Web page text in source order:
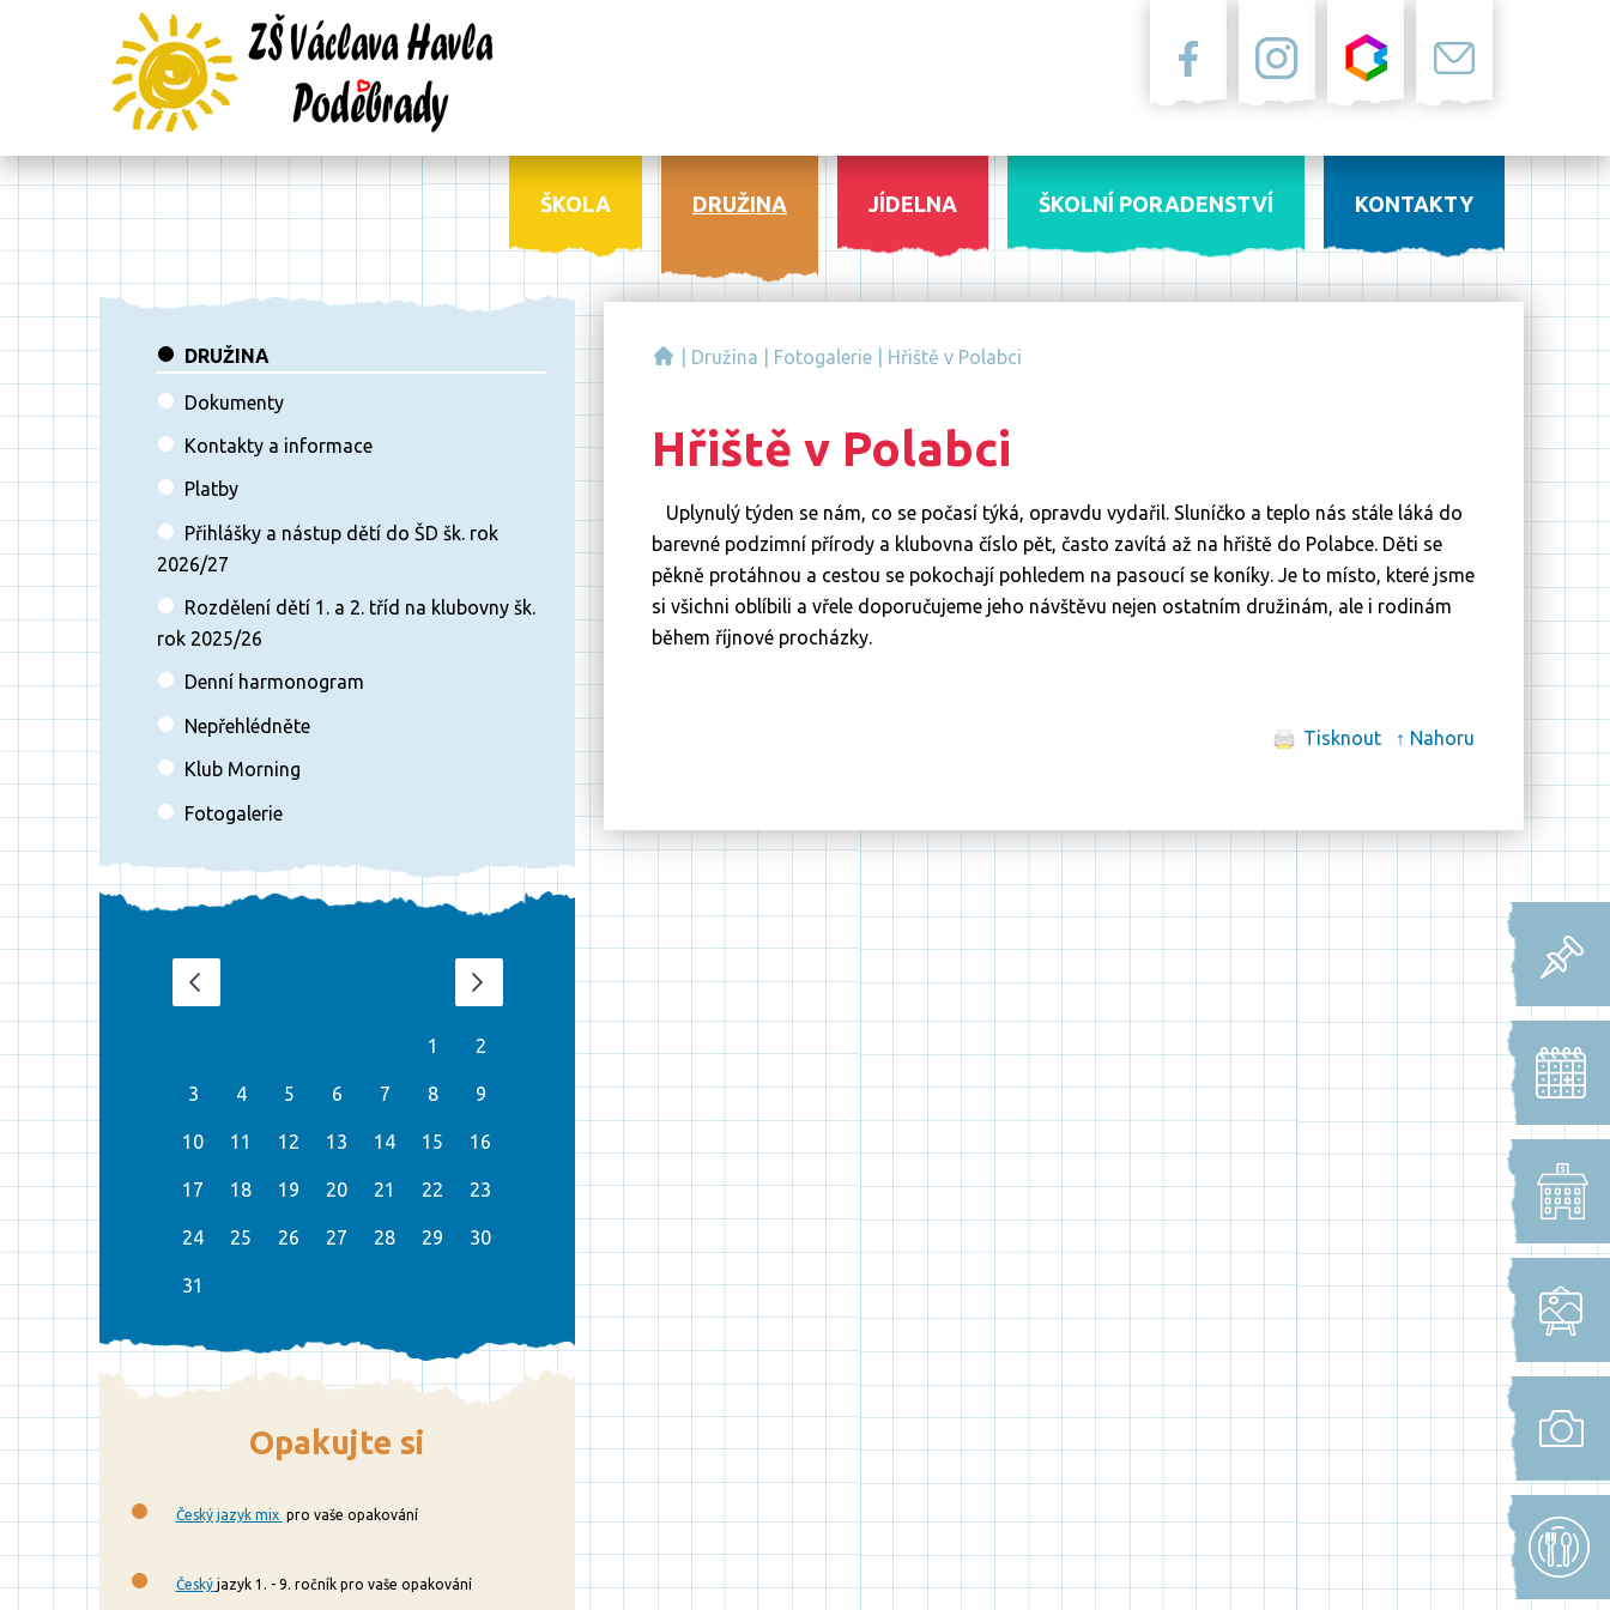
ŠKOLA DRUŽINA JÍDELNA ŠKOLNÍ PORADENSTVÍ KONTAKTY
Družina Fotogalerie Hřiště v Polabci
Hřiště v Polabci
Uplynulý týden se nám, co se počasí týká, opravdu vydařil. Sluníčko a teplo nás stále láká do
barevné podzimní přírody a klubovna číslo pět, často zavítá až na hřiště do Polabce. Děti se
pěkně protáhnou a cestou se pokochají pohledem na pasoucí se koníky. Je to místo, které jsme
si všichni oblíbili a vřele doporučujeme jeho návštěvu nejen ostatním družinám, ale i rodinám
během říjnové procházky.
Tisknout ↑ Nahoru
DRUŽINA
Dokumenty
Kontakty a informace
Platby
Přihlášky a nástup dětí do ŠD šk. rok
2026/27
Rozdělení dětí 1. a 2. tříd na klubovny šk.
rok 2025/26
Denní harmonogram
Nepřehlédněte
Klub Morning
Fotogalerie
1 2
3 4 5 6 7 8 9
10 11 12 13 14 15 16
17 18 19 20 21 22 23
24 25 26 27 28 29 30
31
Opakujte si
Český jazyk mix pro vaše opakování
Český jazyk 1. - 9. ročník pro vaše opakování